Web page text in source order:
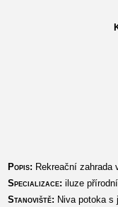
Popis: Rekreační zahrada
Specializace: iluze
Stanoviště: Niva potoka s